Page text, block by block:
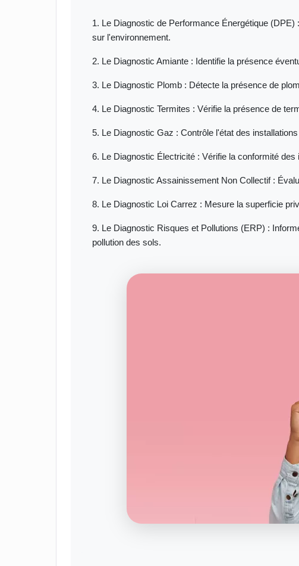
1. Le Diagnostic de Performance Énergétique
sur l'environnement.
2. Le Diagnostic Amiante : Identifie la présence
3. Le Diagnostic Plomb : Détecte la présence de
4. Le Diagnostic Termites : Vérifie la présence de
5. Le Diagnostic Gaz : Contrôle l'état des
6. Le Diagnostic Électricité : Vérifie la conformité des
7. Le Diagnostic Assainissement Non Collectif :
8. Le Diagnostic Loi Carrez : Mesure la superficie
9. Le Diagnostic Risques et Pollutions (ERP) :
pollution des sols.